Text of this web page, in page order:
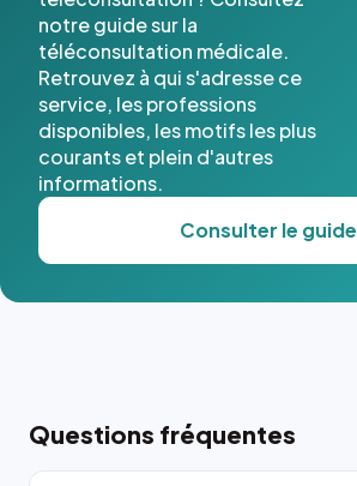
notre guide sur la
téléconsultation médicale.
Retrouvez à qui s'adresse ce
service, les professions
disponibles, les motifs les plus
courants et plein d'autres
informations.
Consulter le guide
Questions fréquentes